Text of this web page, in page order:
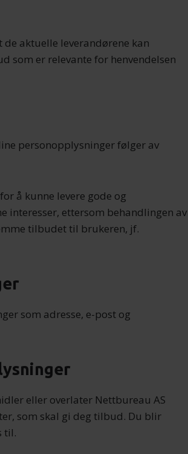
aktuelle leverandørene kan
som er relevante for henvendelsen
personopplysninger følger av
å kunne levere gode og
interesser, ettersom behandlingen av
tilbudet til brukeren, jf.
som adresse, e-post og
eller overlater Nettbureau AS
som skal gi deg tilbud. Du blir
til.